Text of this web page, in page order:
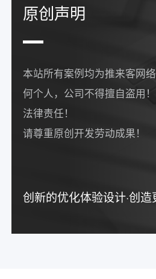
原创声明
本站所有案例均为推来客网
何个人，公司不得擅自盗用
法律责任！
请尊重原创开发劳动成果！
创新的优化体验设计·创